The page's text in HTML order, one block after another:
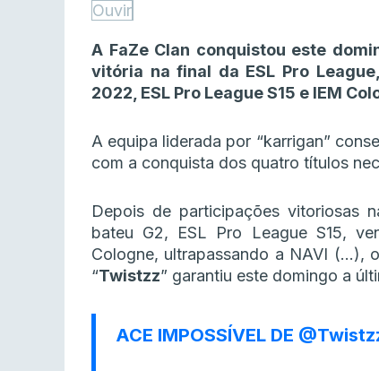
Ouvir
A FaZe Clan conquistou este
vitória na final da ESL Pro
2022, ESL Pro League S15 e IEM
A equipa liderada por “karrigan”
com a conquista dos quatro títulos
Depois de participações vitoriosas
bateu G2, ESL Pro League S15,
Cologne, ultrapassando a NAVI (…),
“Twistzz” garantiu este domingo a
ACE IMPOSSÍVEL DE